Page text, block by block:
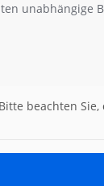
unabhängige
beachten Sie,